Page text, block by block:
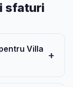
sfaturi
Villa